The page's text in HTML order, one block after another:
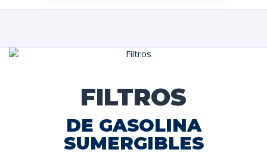
FILTROS
DE GASOLINA
SUMERGIBLES